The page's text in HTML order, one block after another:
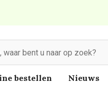
bestellen Nieuws